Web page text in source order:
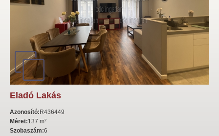
Eladó Lakás
Azonosító: R436449
Méret:137 m²
Szobaszám:6